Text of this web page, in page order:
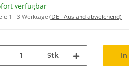
verfügbar
1 - 3 Werktage (DE - Ausland abweichend)
Stk In